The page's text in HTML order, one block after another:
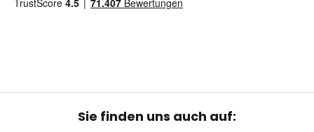
Sie finden uns auch auf: